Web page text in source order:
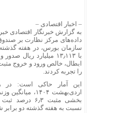
– اخبار اقتصادی –
به گزارش خبرنگار اقتصادی
داده‌های مرکز نظارت بر
سازمان بورس، در هفته
را تجربه کردند.
اردی‌بهشت ۱۴۰۴،
بخشی مثبت ۶٫۳
نسبت به هفته گذشته دو